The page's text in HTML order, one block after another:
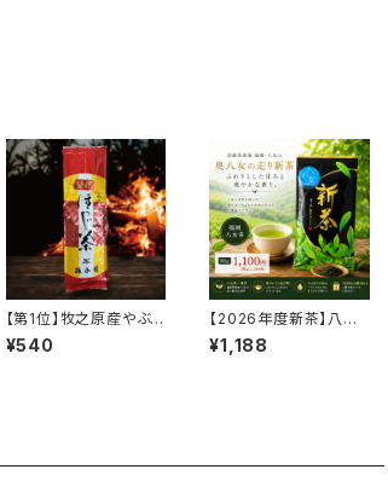
【第1位】牧之原産やぶき
た 特選ほうじ茶｜香ば
しくすっきり 100g
¥540
【2026年度新茶】八女
茶 一番走り 80g｜福
岡県八女産 中蒸し新茶
¥1,188